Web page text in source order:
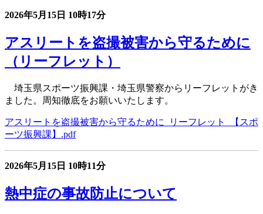
2026年5月15日 10時17分
アスリートを盗撮被害から守るために
（リーフレット）
埼玉県スポーツ振興課・埼玉県警察からリーフレットがき
ました。周知徹底をお願いいたします。
アスリートを盗撮被害から守るために_リーフレット_【スポ
ーツ振興課】.pdf
2026年5月15日 10時11分
熱中症の事故防止について